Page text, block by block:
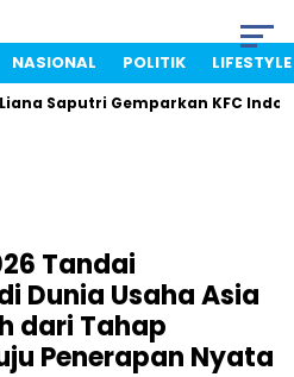
NASIONAL POLITIK LIFESTYLE
Saputri Gemparkan KFC
Tandai
Dunia Usaha Asia
dari Tahap
Penerapan Nyata